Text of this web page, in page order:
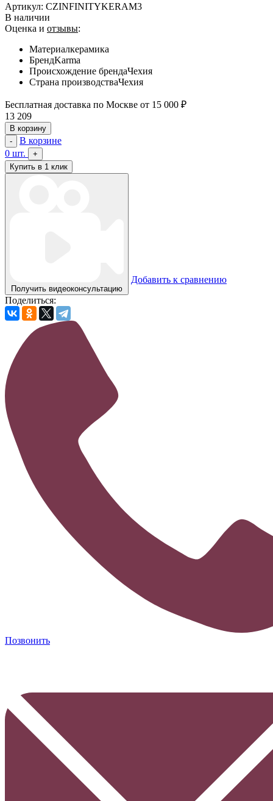
Артикул: CZINFINITYKERAM3
В наличии
Оценка и отзывы:
Материалкерамика
БрендKarma
Происхождение брендаЧехия
Страна производстваЧехия
Бесплатная доставка по Москве от 15 000 ₽
13 209
В корзину
-
В корзине
0 шт.
+
Купить в 1 клик
Получить видеоконсультацию
Добавить к сравнению
Поделиться:
Позвонить